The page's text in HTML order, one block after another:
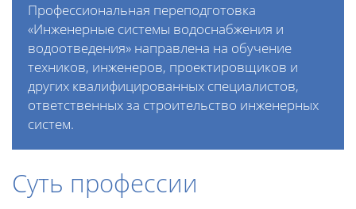
Профессиональная переподготовка
«Инженерные системы водоснабжения и
водоотведения» направлена на обучение
техников, инженеров, проектировщиков и
других квалифицированных специалистов,
ответственных за строительство инженерных
систем.
Суть профессии